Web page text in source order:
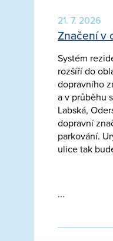
21. 7. 2026
Značení v
Systém
rozšíří do
dopravního
a v průběhu
Labská,
dopravní
parkování.
ulice tak
...